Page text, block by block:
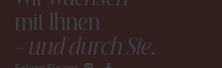
mit Ihnen
– und durch Sie.